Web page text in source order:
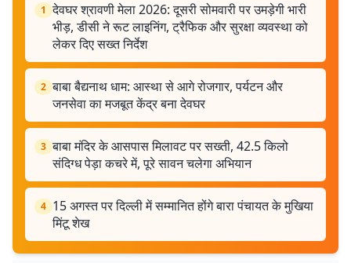
1 देवघर श्रावणी मेला 2026: दूसरी सोमवारी पर उमड़ेगी भारी
भीड़, डीसी ने रूट लाइनिंग, ट्रैफिक और सुरक्षा व्यवस्था को
लेकर दिए सख्त निर्देश
2 बाबा बैद्यनाथ धाम: आस्था से आगे रोजगार, पर्यटन और
जनसेवा का मजबूत केंद्र बना देवघर
3 बाबा मंदिर के आसपास मिलावट पर सख्ती, 42.5 किलो
संदिग्ध पेड़ा कचरे में, पूरे सावन चलेगा अभियान
4 15 अगस्त पर दिल्ली में सम्मानित होंगे बारा पंचायत के मुखिया
मिंटू शेख